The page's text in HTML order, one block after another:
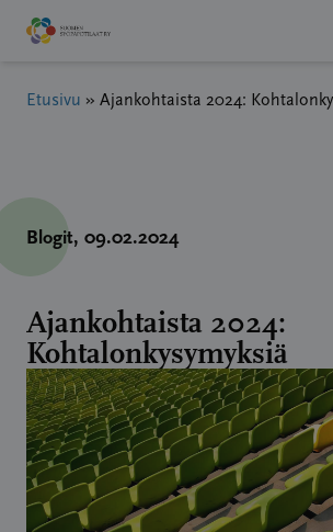
Hyppää
sisältöön
Etusivu » Ajankohtaista 2024:
Blogit, 09.02.2024
Ajankohtaista 2024:
Kohtalonkysymyksiä